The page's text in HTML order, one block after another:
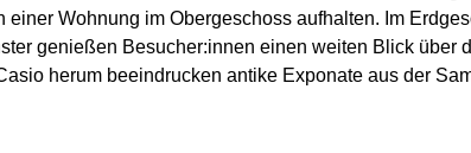
einer Wohnung im Obergeschoss aufhalten. Im
genießen Besucher:innen einen weiten Blick über
herum beeindrucken antike Exponate aus der